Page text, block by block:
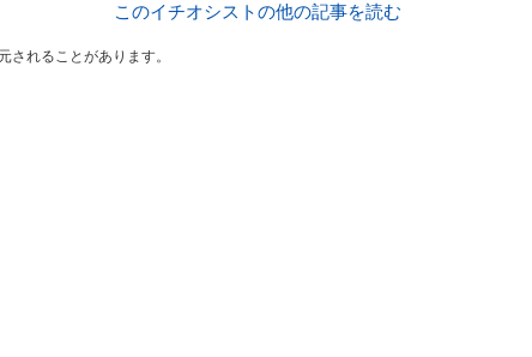
このイチオシストの他の記事を読む
れることがあります。